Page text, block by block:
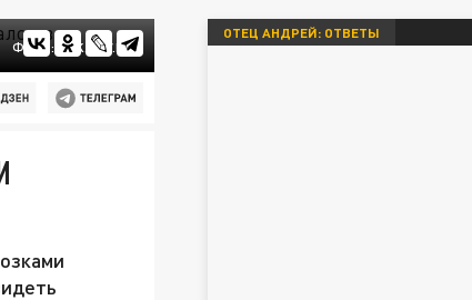
ФОТО: GPK.GOV.BY
ОТЕЦ АНДРЕЙ: ОТВЕТЫ